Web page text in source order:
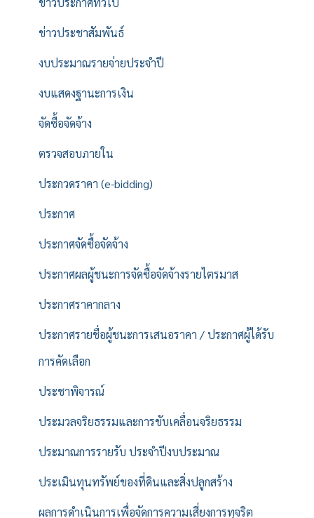
ข่าวประชาสัมพันธ์
งบประมาณรายจ่ายประจำปี
งบแสดงฐานะการเงิน
จัดซื้อจัดจ้าง
ตรวจสอบภายใน
ประกวดราคา (e-bidding)
ประกาศ
ประกาศจัดซื้อจัดจ้าง
ประกาศผลผู้ชนะการจัดซื้อจัดจ้างรายไตรมาส
ประกาศราคากลาง
ประกาศรายชื่อผู้ชนะการเสนอราคา / ประกาศผู้ได้รับ
การคัดเลือก
ประชาพิจารณ์
ประมวลจริยธรรมและการขับเคลื่อนจริยธรรม
ประมาณการรายรับ ประจำปีงบประมาณ
ประเมินทุนทรัพย์ของที่ดินและสิ่งปลูกสร้าง
ผลการดำเนินการเพื่อจัดการความเสี่ยงการทุจริต